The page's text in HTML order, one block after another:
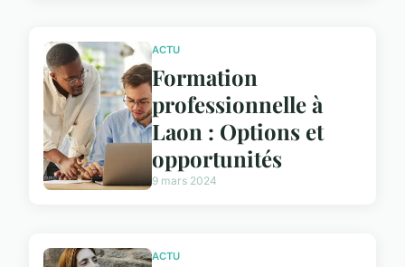
ACTU
Formation
professionnelle à
Laon : Options et
opportunités
9 mars 2024
ACTU